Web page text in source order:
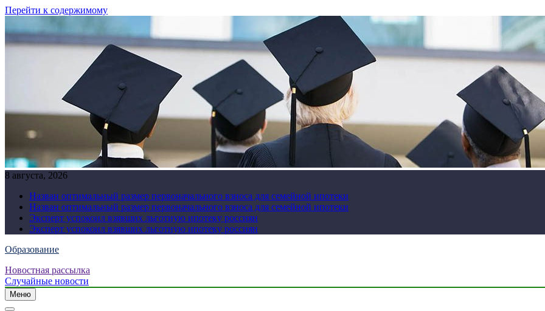
Перейти к содержимому
8 августа, 2026
Назван оптимальный размер первоначального взноса для семейной ипотеки
Назван оптимальный размер первоначального взноса для семейной ипотеки
Эксперт успокоил взявших льготную ипотеку россиян
Эксперт успокоил взявших льготную ипотеку россиян
Образование
Новостная рассылка
Случайные новости
Меню